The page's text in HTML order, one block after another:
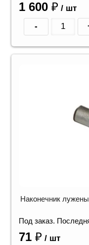
1 600 ₽ / шт
-
Наконечник
Под заказ.
71 ₽ / шт